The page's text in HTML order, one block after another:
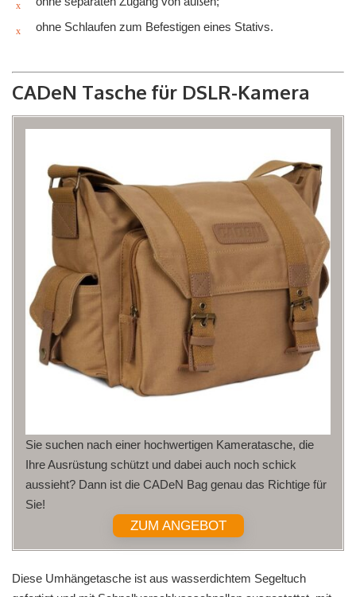
ohne Schlaufen zum Befestigen eines Stativs.
CADeN Tasche für DSLR-Kamera
Sie suchen nach einer hochwertigen Kameratasche, die
Ihre Ausrüstung schützt und dabei auch noch schick
aussieht? Dann ist die CADeN Bag genau das Richtige für
Sie!
ZUM ANGEBOT
Diese Umhängetasche ist aus wasserdichtem Segeltuch